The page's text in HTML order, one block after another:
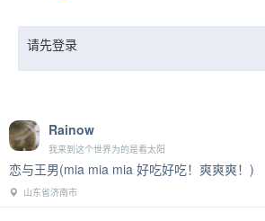
请先登录
Rainow
我来到这个世界为的是看太阳
恋与王男(mia mia mia 好吃好吃！爽爽爽！)
山东省济南市